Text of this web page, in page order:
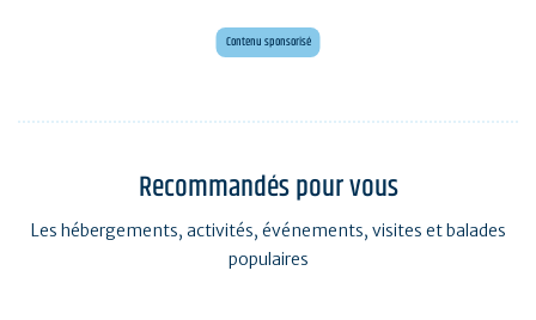
Contenu sponsorisé
Voyagez en Préhistoire !
Recommandés pour vous
Les hébergements, activités, événements, visites et balades
populaires